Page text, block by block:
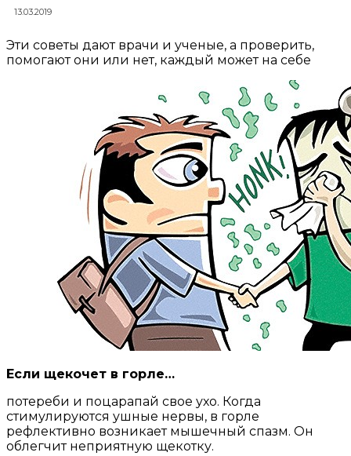
13.03.2019
Эти советы дают врачи и ученые, а проверить,
помогают они или нет, каждый может на себе
Если щекочет в горле…
потереби и поцарапай свое ухо. Когда
стимулируются ушные нервы, в горле
рефлективно возникает мышечный спазм. Он
облегчит неприятную щекотку.